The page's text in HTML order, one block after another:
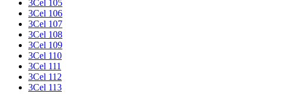
3Cel 105
3Cel 106
3Cel 107
3Cel 108
3Cel 109
3Cel 110
3Cel 111
3Cel 112
3Cel 113